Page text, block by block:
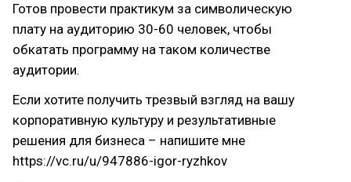
Готов провести практикум за символическую
плату на аудиторию 30-60 человек, чтобы
обкатать программу на таком количестве
аудитории.
Если хотите получить трезвый взгляд на вашу
корпоративную культуру и результативные
решения для бизнеса – напишите мне
https://vc.ru/u/947886-igor-ryzhkov